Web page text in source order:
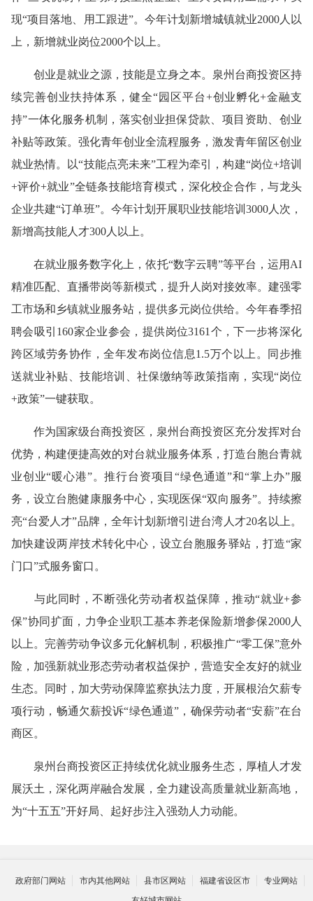
现“项目落地、用工跟进”。今年计划新增城镇就业2000人以
上，新增就业岗位2000个以上。
创业是就业之源，技能是立身之本。泉州台商投资区持
续完善创业扶持体系，健全“园区平台+创业孵化+金融支
持”一体化服务机制，落实创业担保贷款、项目资助、创业
补贴等政策。强化青年创业全流程服务，激发青年留区创业
就业热情。以“技能点亮未来”工程为牵引，构建“岗位+培训
+评价+就业”全链条技能培育模式，深化校企合作，与龙头
企业共建“订单班”。今年计划开展职业技能培训3000人次，
新增高技能人才300人以上。
在就业服务数字化上，依托“数字云聘”等平台，运用AI
精准匹配、直播带岗等新模式，提升人岗对接效率。建强零
工市场和乡镇就业服务站，提供多元岗位供给。今年春季招
聘会吸引160家企业参会，提供岗位3161个，下一步将深化
跨区域劳务协作，全年发布岗位信息1.5万个以上。同步推
送就业补贴、技能培训、社保缴纳等政策指南，实现“岗位
+政策”一键获取。
作为国家级台商投资区，泉州台商投资区充分发挥对台
优势，构建便捷高效的对台就业服务体系，打造台胞台青就
业创业“暖心港”。推行台资项目“绿色通道”和“掌上办”服
务，设立台胞健康服务中心，实现医保“双向服务”。持续擦
亮“台爱人才”品牌，全年计划新增引进台湾人才20名以上。
加快建设两岸技术转化中心，设立台胞服务驿站，打造“家
门口”式服务窗口。
与此同时，不断强化劳动者权益保障，推动“就业+参
保”协同扩面，力争企业职工基本养老保险新增参保2000人
以上。完善劳动争议多元化解机制，积极推广“零工保”意外
险，加强新就业形态劳动者权益保护，营造安全友好的就业
生态。同时，加大劳动保障监察执法力度，开展根治欠薪专
项行动，畅通欠薪投诉“绿色通道”，确保劳动者“安薪”在台
商区。
泉州台商投资区正持续优化就业服务生态，厚植人才发
展沃土，深化两岸融合发展，全力建设高质量就业新高地，
为“十五五”开好局、起好步注入强劲人力动能。
政府部门网站 市内其他网站 县市区网站 福建省设区市
专业网站